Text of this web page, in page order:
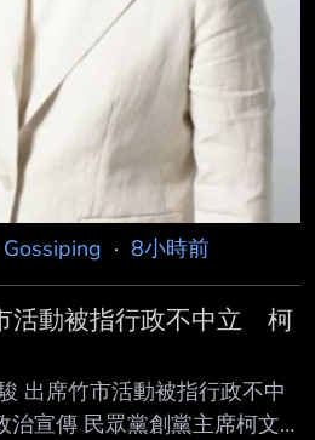
· 8小時前
活動被指行政不中立 柯
出席竹市活動被指行政不中
宣傳 民眾黨創黨主席柯文